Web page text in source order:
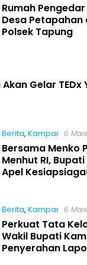
Rumah
Desa Petapahan
Polsek Tapung
Akan Gelar
Berita, Kampar 6
Bersama Menko
Menhut RI,
Apel
Berita, Kampar 6
Perkuat Tata
Wakil Bupati
Penyerahan